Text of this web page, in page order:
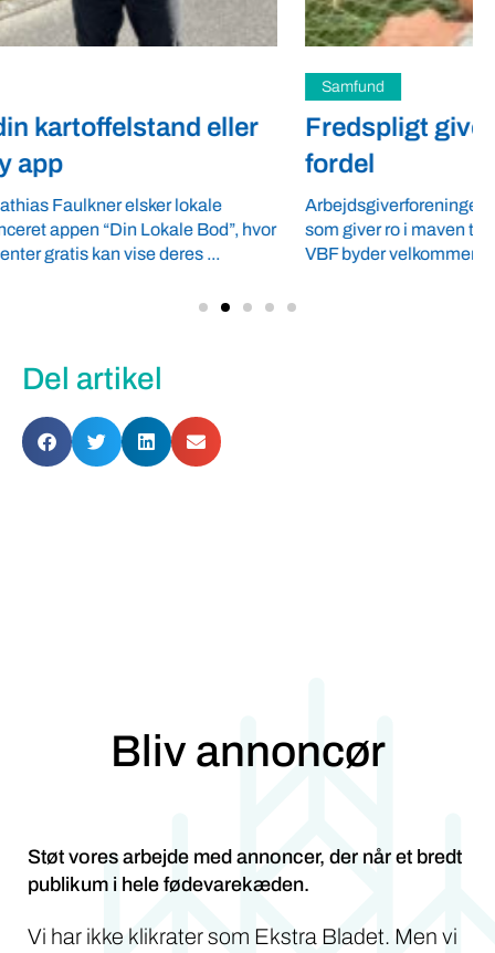
Fredspligt giver landmænd strategisk
fordel
Arbejdsgiverforeningen GLS-A tilbyder ordnede forhold,
som giver ro i maven til landmænd – også i usikre tider.
VBF byder velkommen ...
Del artikel
Bliv annoncør
Støt vores arbejde med annoncer, der når et bredt
publikum i hele fødevarekæden.
Vi har ikke klikrater som Ekstra Bladet. Men vi